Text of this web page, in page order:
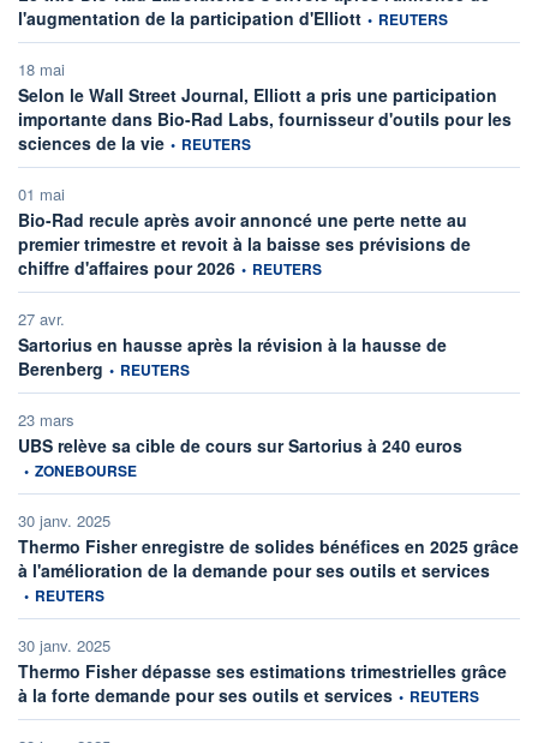
l'augmentation de la participation d'Elliottinformation fournie par
• REUTERS
18 mai
Selon le Wall Street Journal, Elliott a pris une participation
importante dans Bio-Rad Labs, fournisseur d'outils pour les
sciences de la vie information fournie par
• REUTERS
01 mai
Bio-Rad recule après avoir annoncé une perte nette au
premier trimestre et revoit à la baisse ses prévisions de
chiffre d'affaires pour 2026 information fournie par
• REUTERS
27 avr.
Sartorius en hausse après la révision à la hausse de
Berenberg information fournie par
• REUTERS
23 mars
UBS relève sa cible de cours sur Sartorius à 240 euros
• ZONEBOURSE
30 janv. 2025
Thermo Fisher enregistre de solides bénéfices en 2025 grâce
à l'amélioration de la demande pour ses outils et services
• REUTERS
30 janv. 2025
Thermo Fisher dépasse ses estimations trimestrielles grâce
à la forte demande pour ses outils et services information fournie par
• REUTERS